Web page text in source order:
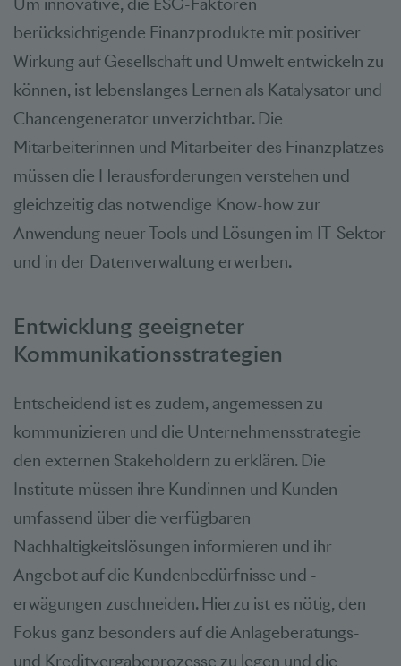
berücksichtigende Finanzprodukte mit positiver
Wirkung auf Gesellschaft und Umwelt entwickeln zu
können, ist lebenslanges Lernen als Katalysator und
Chancengenerator unverzichtbar. Die
Mitarbeiterinnen und Mitarbeiter des Finanzplatzes
müssen die Herausforderungen verstehen und
gleichzeitig das notwendige Know-how zur
Anwendung neuer Tools und Lösungen im IT-Sektor
und in der Datenverwaltung erwerben.
Entwicklung geeigneter
Kommunikationsstrategien
Entscheidend ist es zudem, angemessen zu
kommunizieren und die Unternehmensstrategie
den externen Stakeholdern zu erklären. Die
Institute müssen ihre Kundinnen und Kunden
umfassend über die verfügbaren
Nachhaltigkeitslösungen informieren und ihr
Angebot auf die Kundenbedürfnisse und -
erwägungen zuschneiden. Hierzu ist es nötig, den
Fokus ganz besonders auf die Anlageberatungs-
und Kreditvergabeprozesse zu legen und die